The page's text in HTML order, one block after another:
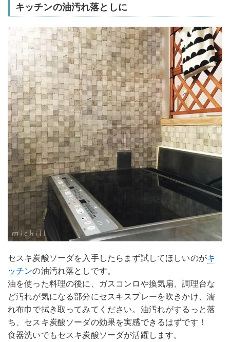
キッチンの油汚れ落としに
セスキ炭酸ソーダを入手したらまず試してほしいのがキ
ッチンの油汚れ落としです。
油を使った料理の後に、ガスコンロや換気扇、調理台な
ど汚れが気になる部分にセスキスプレーを吹きかけ、濡
れ布巾で拭き取ってみてください。油汚れがするっと落
ち、セスキ炭酸ソーダの効果を実感できるはずです！
食器洗いでもセスキ炭酸ソーダが活躍します。